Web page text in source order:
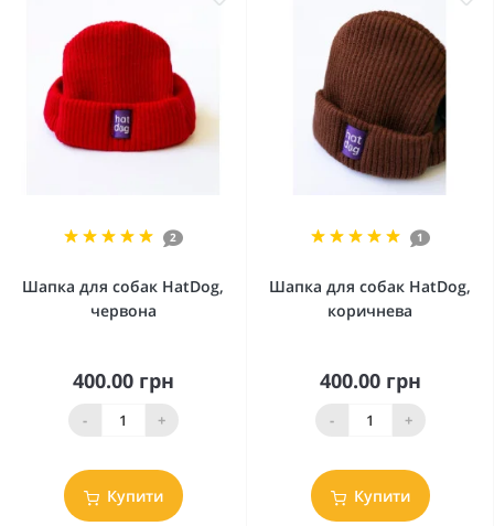
2
Шапка для собак HatDog,
червона
400.00 грн
- +
Купити
1
Шапка для собак HatDog,
коричнева
400.00 грн
- +
Купити